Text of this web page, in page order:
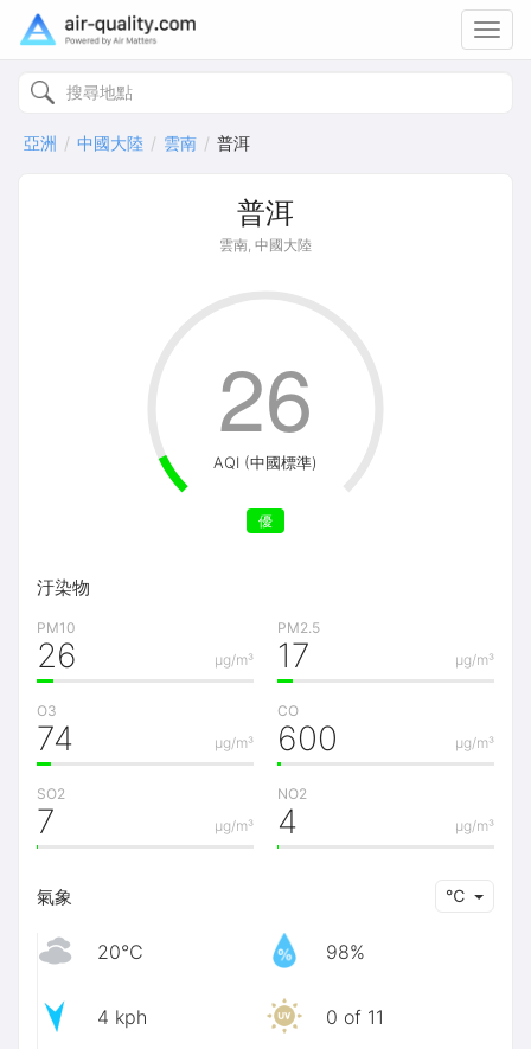
亞洲 中國大陸 雲南 普洱
普洱
雲南, 中國大陸
AQI (中國標準)
優
26
汙染物
PM10
μg/m³
26
PM2.5
μg/m³
17
O3
μg/m³
74
CO
μg/m³
600
SO2
μg/m³
7
NO2
μg/m³
4
氣象 ℃
20℃ 98%
4 kph 0 of 11